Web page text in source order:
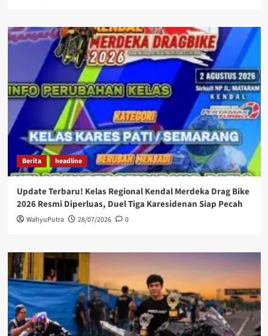
Berita headline
Update Terbaru! Kelas Regional Kendal Merdeka Drag Bike
2026 Resmi Diperluas, Duel Tiga Karesidenan Siap Pecah
WahyuPutra 28/07/2026 0